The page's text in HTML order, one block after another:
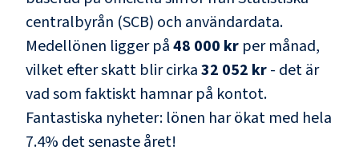
centralbyrån (SCB) och användardata.
Medellönen ligger på48 000 kr per månad,
vilket efter skatt blir cirka32 052 kr- det är
vad som faktiskt hamnar på kontot.
Fantastiska nyheter: lönen har ökat med hela
7.4% det senaste året!